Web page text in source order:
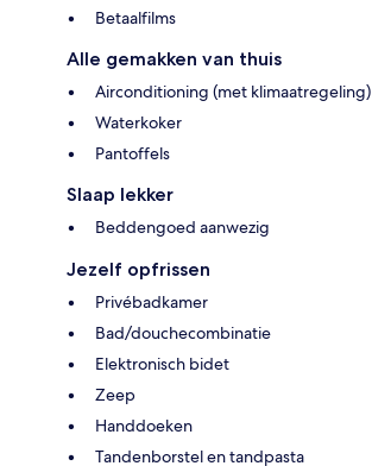
Betaalfilms
Alle gemakken van thuis
Airconditioning (met klimaatregeling)
Waterkoker
Pantoffels
Slaap lekker
Beddengoed aanwezig
Jezelf opfrissen
Privébadkamer
Bad/douchecombinatie
Elektronisch bidet
Zeep
Handdoeken
Tandenborstel en tandpasta